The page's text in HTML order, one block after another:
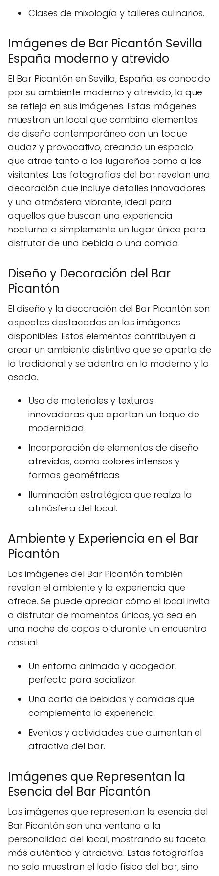
Clases de mixología y talleres culinarios.
Imágenes de Bar Picantón Sevilla
España moderno y atrevido
El Bar Picantón en Sevilla, España, es conocido
por su ambiente moderno y atrevido, lo que
se refleja en sus imágenes. Estas imágenes
muestran un local que combina elementos
de diseño contemporáneo con un toque
audaz y provocativo, creando un espacio
que atrae tanto a los lugareños como a los
visitantes. Las fotografías del bar revelan una
decoración que incluye detalles innovadores
y una atmósfera vibrante, ideal para
aquellos que buscan una experiencia
nocturna o simplemente un lugar único para
disfrutar de una bebida o una comida.
Diseño y Decoración del Bar
Picantón
El diseño y la decoración del Bar Picantón son
aspectos destacados en las imágenes
disponibles. Estos elementos contribuyen a
crear un ambiente distintivo que se aparta de
lo tradicional y se adentra en lo moderno y lo
osado.
Uso de materiales y texturas
innovadoras que aportan un toque de
modernidad.
Incorporación de elementos de diseño
atrevidos, como colores intensos y
formas geométricas.
Iluminación estratégica que realza la
atmósfera del local.
Ambiente y Experiencia en el Bar
Picantón
Las imágenes del Bar Picantón también
revelan el ambiente y la experiencia que
ofrece. Se puede apreciar cómo el local invita
a disfrutar de momentos únicos, ya sea en
una noche de copas o durante un encuentro
casual.
Un entorno animado y acogedor,
perfecto para socializar.
Una carta de bebidas y comidas que
complementa la experiencia.
Eventos y actividades que aumentan el
atractivo del bar.
Imágenes que Representan la
Esencia del Bar Picantón
Las imágenes que representan la esencia del
Bar Picantón son una ventana a la
personalidad del local, mostrando su faceta
más auténtica y atractiva. Estas fotografías
no solo muestran el lado físico del bar, sino